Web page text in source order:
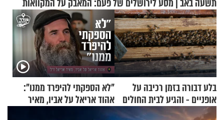
תשעה באב | מסע לירושלים של פעם: המאבק על המקוואות
בלע דבורה בזמן רכיבה על
אופניים - והגיע לבית החולים
במצב מסכן חיים
"לא הספקתי להיפרד ממנו":
אהוד אריאל על אביו, מאיר
אריאל ז"ל